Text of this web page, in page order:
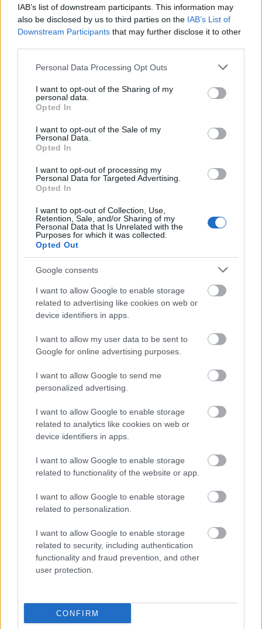
IAB’s list of downstream participants. This information may
also be disclosed by us to third parties on the IAB’s List of
Downstream Participants that may further disclose it to other
Please note that this website/app uses one or more Google
not limited to your visit or usage behaviour. You may click to
grant or deny consent to Google and its third-party tags to
use your data for below specified purposes in below Google
consent section.
Personal Data Processing Opt Outs
I want to opt-out of the Sharing of my
personal data.
Opted In
I want to opt-out of the Sale of my
Personal Data.
Opted In
I want to opt-out of processing my
Personal Data for Targeted Advertising.
Opted In
I want to opt-out of Collection, Use,
Retention, Sale, and/or Sharing of my
Personal Data that Is Unrelated with the
Purposes for which it was collected.
Opted Out
Google consents
I want to allow Google to enable storage
related to advertising like cookies on web or
device identifiers in apps.
I want to allow my user data to be sent to
Google for online advertising purposes.
I want to allow Google to send me
personalized advertising.
I want to allow Google to enable storage
related to analytics like cookies on web or
device identifiers in apps.
I want to allow Google to enable storage
related to functionality of the website or app.
I want to allow Google to enable storage
related to personalization.
I want to allow Google to enable storage
related to security, including authentication
functionality and fraud prevention, and other
user protection.
CONFIRM
Tata műemlékfelújítás műemlék restaurálás
Történelmi táj, amelynek minden köve mesél –
A projekt részeként megújulnak a területen található
műemlékek, köztük a különleges Műromok, valamint a közeli
Várkanyarban álló Nepomuki Szent János híd és szobor is.
Bicske Kelet csomópont építése
Új gyalogosátkelők és jelzőlámpás
Hódmezővásárhely jó hírű református
iskoláját
Látványos építési szakasz indult be a
Flórián téri felüljárón
E-mail cím
Feliratkozom a hírlevélre és elfogadom az
FELIRATKOZÁS
Aktuális